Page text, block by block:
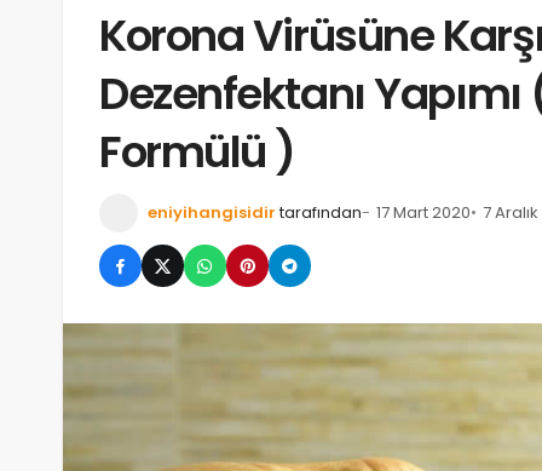
Korona Virüsüne
Dezenfektanı
Formülü )
eniyihangisidir tarafından 17 Mart 2020 7